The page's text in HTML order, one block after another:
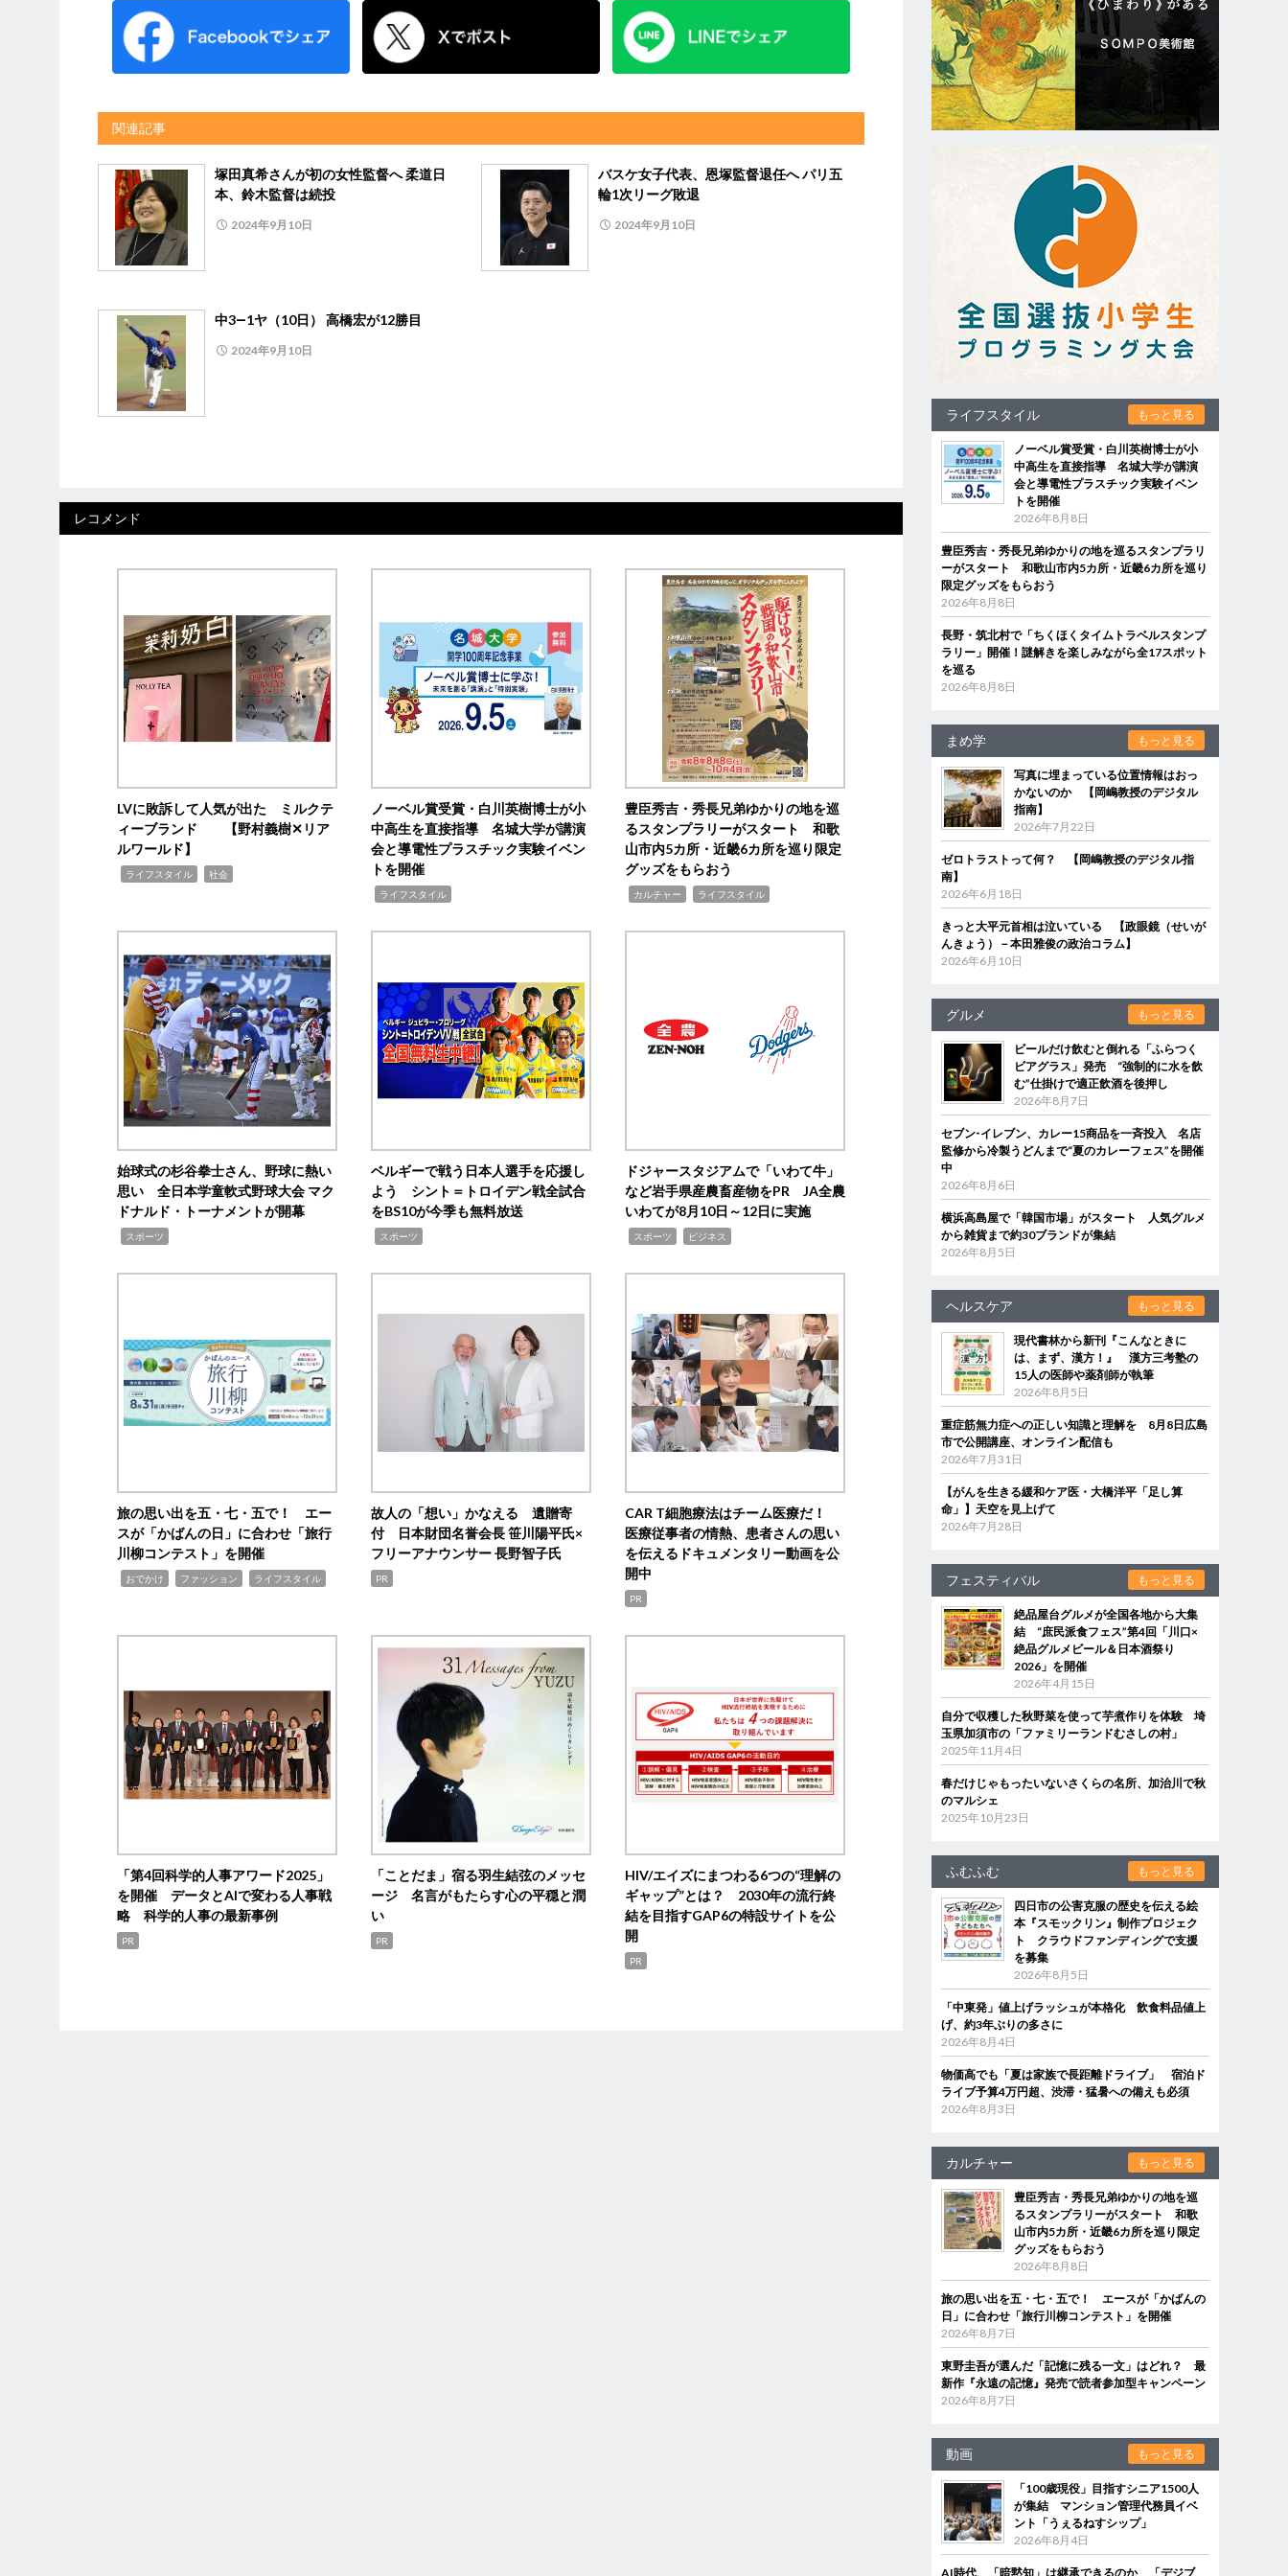
関連記事
塚田真希さんが初の女性監督へ 柔道日
本、鈴木監督は続投
2024年9月10日
バスケ女子代表、恩塚監督退任へ パリ五
輪1次リーグ敗退
2024年9月10日
中3―1ヤ（10日） 高橋宏が12勝目
2024年9月10日
レコメンド
LVに敗訴して人気が出た ミルクテ
ィーブランド 【野村義樹✕リア
ルワールド】
ライフスタイル 社会
ノーベル賞受賞・白川英樹博士が小
中高生を直接指導 名城大学が講演
会と導電性プラスチック実験イベン
トを開催
ライフスタイル
豊臣秀吉・秀長兄弟ゆかりの地を巡
るスタンプラリーがスタート 和歌
山市内5カ所・近畿6カ所を巡り限定
グッズをもらおう
カルチャー ライフスタイル
始球式の杉谷拳士さん、野球に熱い
思い 全日本学童軟式野球大会 マク
ドナルド・トーナメントが開幕
スポーツ
ベルギーで戦う日本人選手を応援し
よう シント＝トロイデン戦全試合
をBS10が今季も無料放送
スポーツ
ドジャースタジアムで「いわて牛」
など岩手県産農畜産物をPR JA全農
いわてが8月10日～12日に実施
スポーツ ビジネス
旅の思い出を五・七・五で！ エー
スが「かばんの日」に合わせ「旅行
川柳コンテスト」を開催
おでかけ ファッション ライフスタイル
故人の「想い」かなえる 遺贈寄
付 日本財団名誉会長 笹川陽平氏×
フリーアナウンサー 長野智子氏
PR
CAR T細胞療法はチーム医療だ！
医療従事者の情熱、患者さんの思い
を伝えるドキュメンタリー動画を公
開中
PR
「第4回科学的人事アワード2025」
を開催 データとAIで変わる人事戦
略 科学的人事の最新事例
PR
「ことだま」宿る羽生結弦のメッセ
ージ 名言がもたらす心の平穏と潤
い
PR
HIV/エイズにまつわる6つの“理解の
ギャップ”とは？ 2030年の流行終
結を目指すGAP6の特設サイトを公
開
PR
ライフスタイル もっと見る
ノーベル賞受賞・白川英樹博士が小
中高生を直接指導 名城大学が講演
会と導電性プラスチック実験イベン
トを開催
2026年8月8日
豊臣秀吉・秀長兄弟ゆかりの地を巡るスタンプラリ
ーがスタート 和歌山市内5カ所・近畿6カ所を巡り
限定グッズをもらおう
2026年8月8日
長野・筑北村で「ちくほくタイムトラベルスタンプ
ラリー」開催！謎解きを楽しみながら全17スポット
を巡る
2026年8月8日
まめ学 もっと見る
写真に埋まっている位置情報はおっ
かないのか 【岡嶋教授のデジタル
指南】
2026年7月22日
ゼロトラストって何？ 【岡嶋教授のデジタル指
南】
2026年6月18日
きっと大平元首相は泣いている 【政眼鏡（せいが
んきょう）－本田雅俊の政治コラム】
2026年6月10日
グルメ もっと見る
ビールだけ飲むと倒れる「ふらつく
ビアグラス」発売 “強制的に水を飲
む”仕掛けで適正飲酒を後押し
2026年8月7日
セブン‐イレブン、カレー15商品を一斉投入 名店
監修から冷製うどんまで“夏のカレーフェス”を開催
中
2026年8月6日
横浜高島屋で「韓国市場」がスタート 人気グルメ
から雑貨まで約30ブランドが集結
2026年8月5日
ヘルスケア もっと見る
現代書林から新刊『こんなときに
は、まず、漢方！』 漢方三考塾の
15人の医師や薬剤師が執筆
2026年8月5日
重症筋無力症への正しい知識と理解を 8月8日広島
市で公開講座、オンライン配信も
2026年7月31日
【がんを生きる緩和ケア医・大橋洋平「足し算
命」】天空を見上げて
2026年7月28日
フェスティバル もっと見る
絶品屋台グルメが全国各地から大集
結 “庶民派食フェス”第4回「川口×
絶品グルメビール＆日本酒祭り
2026」を開催
2026年4月15日
自分で収穫した秋野菜を使って芋煮作りを体験 埼
玉県加須市の「ファミリーランドむさしの村」
2025年11月4日
春だけじゃもったいないさくらの名所、加治川で秋
のマルシェ
2025年10月23日
ふむふむ もっと見る
四日市の公害克服の歴史を伝える絵
本『スモックリン』制作プロジェク
ト クラウドファンディングで支援
を募集
2026年8月5日
「中東発」値上げラッシュが本格化 飲食料品値上
げ、約3年ぶりの多さに
2026年8月4日
物価高でも「夏は家族で長距離ドライブ」 宿泊ド
ライブ予算4万円超、渋滞・猛暑への備えも必須
2026年8月3日
カルチャー もっと見る
豊臣秀吉・秀長兄弟ゆかりの地を巡
るスタンプラリーがスタート 和歌
山市内5カ所・近畿6カ所を巡り限定
グッズをもらおう
2026年8月8日
旅の思い出を五・七・五で！ エースが「かばんの
日」に合わせ「旅行川柳コンテスト」を開催
2026年8月7日
東野圭吾が選んだ「記憶に残る一文」はどれ？ 最
新作『永遠の記憶』発売で読者参加型キャンペーン
2026年8月7日
動画 もっと見る
「100歳現役」目指すシニア1500人
が集結 マンション管理代務員イベ
ント「うぇるねすシップ」
2026年8月4日
AI時代、「暗黙知」は継承できるのか 「デジブ